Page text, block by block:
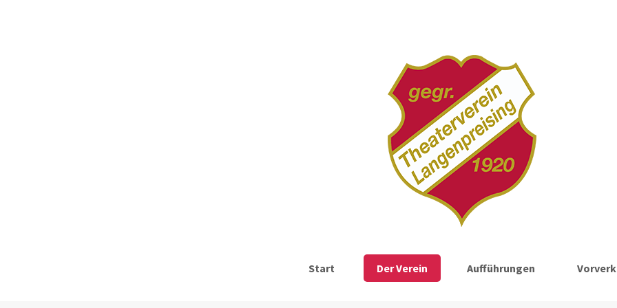
Start Der Verein Aufführungen